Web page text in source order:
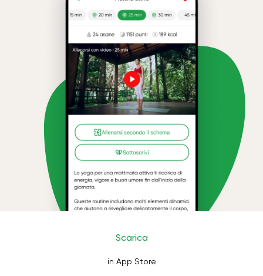
Scarica
in App Store